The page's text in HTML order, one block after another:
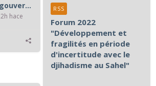
afrique-gouvernance-rss
2h hace
Forum 2022
"Développement et
fragilités en période
d'incertitude avec le
djihadisme au Sahel"
RSS